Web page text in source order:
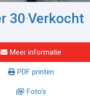
30-Verkocht
Meer informatie
PDF printen
Foto's